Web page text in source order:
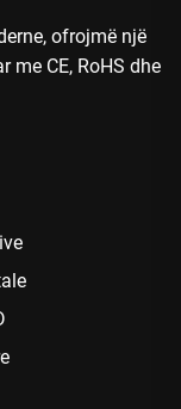
ofrojmë një
me CE, RoHS dhe